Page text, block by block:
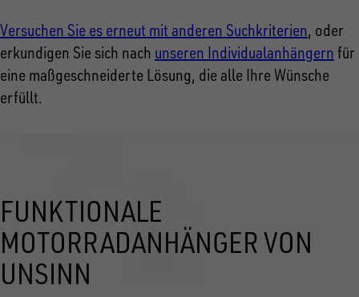
Versuchen Sie es erneut mit anderen Suchkriterien, oder
erkundigen Sie sich nach unseren Individualanhängern für
eine maßgeschneiderte Lösung, die alle Ihre Wünsche
erfüllt.
FUNKTIONALE
MOTORRADANHÄNGER VON
UNSINN